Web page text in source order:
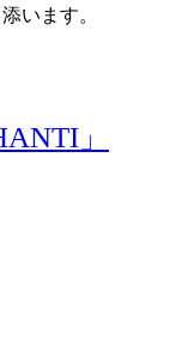
います。